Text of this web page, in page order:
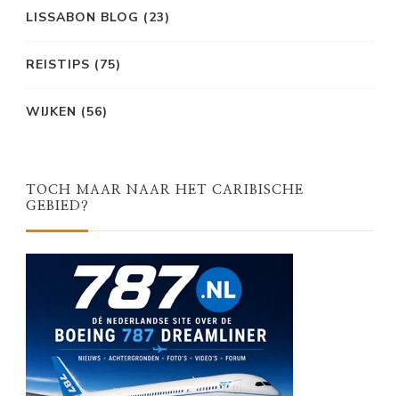
LISSABON BLOG (23)
REISTIPS (75)
WIJKEN (56)
TOCH MAAR NAAR HET CARIBISCHE
GEBIED?